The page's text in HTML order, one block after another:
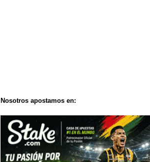
Nosotros apostamos en: